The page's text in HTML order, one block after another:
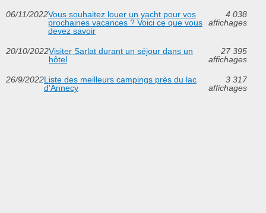
06/11/2022Vous souhaitez louer un yacht pour vos
prochaines vacances ? Voici ce que vous
devez savoir
4 038
affichages
20/10/2022Visiter Sarlat durant un séjour dans un
hôtel
27 395
affichages
26/9/2022Liste des meilleurs campings près du lac
d'Annecy
3 317
affichages